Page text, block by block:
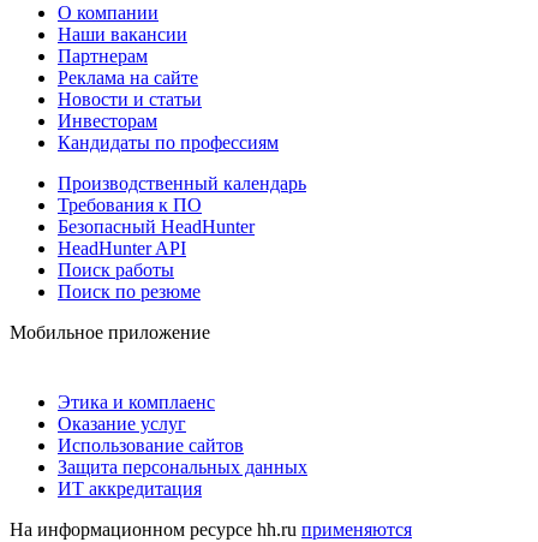
О компании
Наши вакансии
Партнерам
Реклама на сайте
Новости и статьи
Инвесторам
Кандидаты по профессиям
Производственный календарь
Требования к ПО
Безопасный HeadHunter
HeadHunter API
Поиск работы
Поиск по резюме
Мобильное приложение
Этика и комплаенс
Оказание услуг
Использование сайтов
Защита персональных данных
ИТ аккредитация
На информационном ресурсе hh.ru применяются